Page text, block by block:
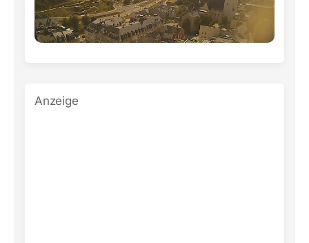
Anzeige